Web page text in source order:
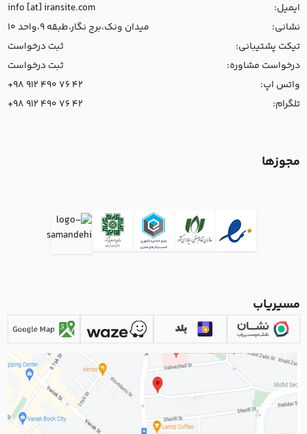
ایمیل:
info [at] iransite.com
نشانی:
میدان ونک،برج نگار،طبقه 9،واحد 10
تیکت پشتیبانی:
ثبت درخواست
درخواست مشاوره:
ثبت درخواست
واتس اپ:
+98 912 490 76 42
تلگرام:
+98 912 490 76 42
مجوزها
مسیریاب